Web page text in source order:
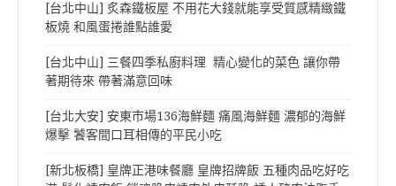
[台北中山] 炙森鐵板屋 不用花大錢就能享受質感精緻鐵
板燒 和風蛋捲誰點誰愛
[台北中山] 三餐四季私廚料理 精心變化的菜色 讓你帶
著期待來 帶著滿意回味
[台北大安] 安東市場136海鮮麵 痛風海鮮麵 濃郁的海鮮
爆擊 饕客間口耳相傳的平民小吃
[新北板橋] 皇牌正港味餐廳 皇牌招牌飯 五種肉品吃好吃